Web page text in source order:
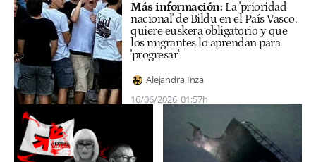
Más información: La 'prioridad
nacional' de Bildu en el País Vasco:
quiere euskera obligatorio y que
los migrantes lo aprendan para
'progresar'
Alejandra Inza
16/06/2026 01:57h